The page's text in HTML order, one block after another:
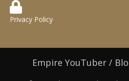
Privacy Policy
Empire YouTuber /